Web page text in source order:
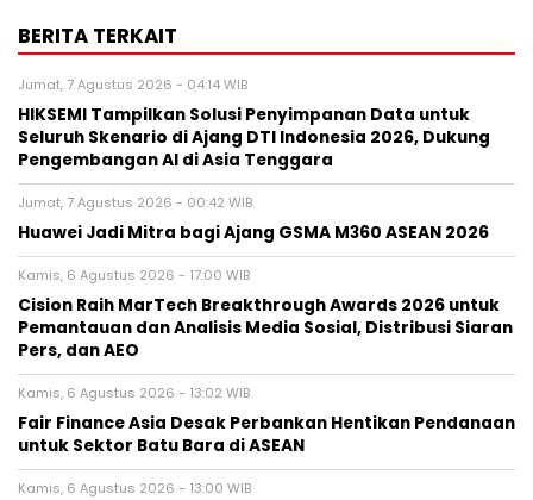
BERITA TERKAIT
Jumat, 7 Agustus 2026 - 04:14 WIB
HIKSEMI Tampilkan Solusi Penyimpanan Data untuk
Seluruh Skenario di Ajang DTI Indonesia 2026, Dukung
Pengembangan AI di Asia Tenggara
Jumat, 7 Agustus 2026 - 00:42 WIB
Huawei Jadi Mitra bagi Ajang GSMA M360 ASEAN 2026
Kamis, 6 Agustus 2026 - 17:00 WIB
Cision Raih MarTech Breakthrough Awards 2026 untuk
Pemantauan dan Analisis Media Sosial, Distribusi Siaran
Pers, dan AEO
Kamis, 6 Agustus 2026 - 13:02 WIB
Fair Finance Asia Desak Perbankan Hentikan Pendanaan
untuk Sektor Batu Bara di ASEAN
Kamis, 6 Agustus 2026 - 13:00 WIB